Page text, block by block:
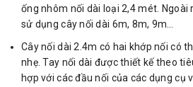
ống nhôm nối dài loại 2,4 mét. Ngoài
sử dụng cây nối dài 6m, 8m, 9m…
Cây nối dài 2.4m có hai khớp nối có
nhẹ. Tay nối dài được thiết kế theo
hợp với các đầu nối của các dụng cụ